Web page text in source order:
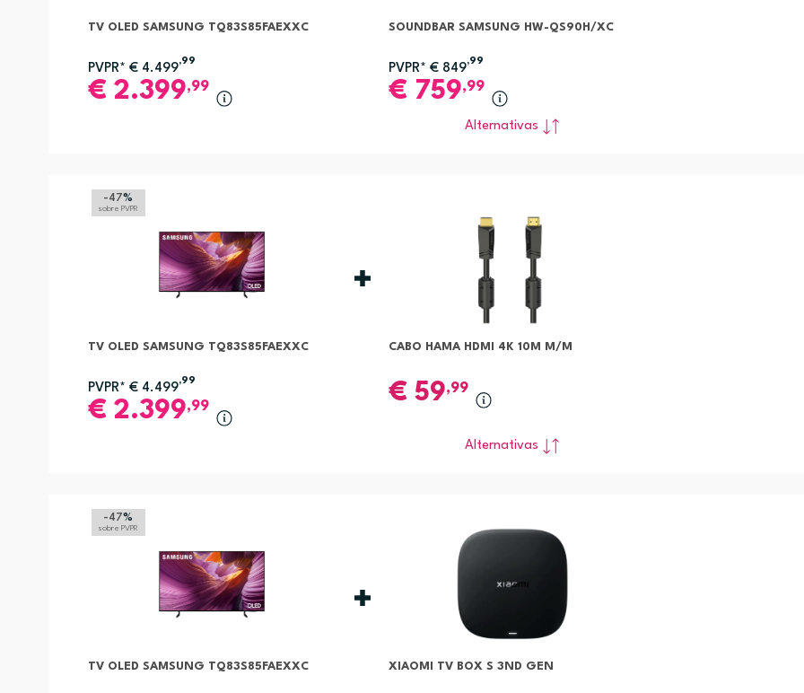
TV OLED SAMSUNG TQ83S85FAEXXC
PVPR* € 4.499
,99
€ 2.399,99
SOUNDBAR SAMSUNG HW-QS90H/XC
PVPR* € 849
,99
€ 759,99
Alternativas
-47%
sobre PVPR
TV OLED SAMSUNG TQ83S85FAEXXC
PVPR* € 4.499
,99
€ 2.399,99
CABO HAMA HDMI 4K 10M M/M
€ 59,99
Alternativas
-47%
sobre PVPR
TV OLED SAMSUNG TQ83S85FAEXXC XIAOMI TV BOX S 3ND GEN